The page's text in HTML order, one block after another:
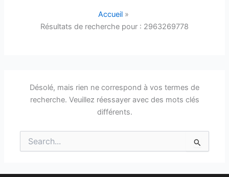
Accueil
Résultats de recherche pour : 2963269778
Désolé, mais rien ne correspond à vos termes de
recherche. Veuillez réessayer avec des mots clés
différents.
Rechercher :